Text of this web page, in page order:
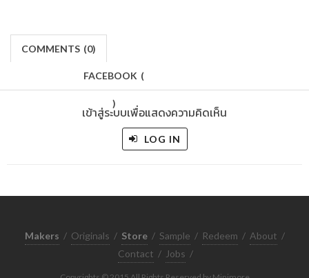
COMMENTS (0)
FACEBOOK (
)
เข้าสู่ระบบเพื่อแสดงความคิดเห็น
LOG IN
Makers / Originals / Store / Sample / Redeem / About /
Contact / Jobs /